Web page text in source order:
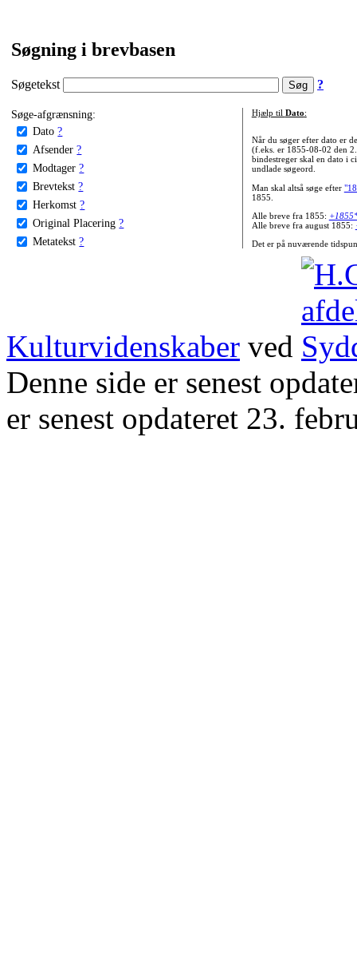
Søgning i brevbasen
Søgetekst ?
Søge-afgrænsning:
Dato ?
Afsender ?
Modtager ?
Brevtekst ?
Herkomst ?
Original Placering ?
Metatekst ?
Hjælp til Dato:
Når du søger efter dato er
(f.eks. er 1855-08-02 den
bindestreger skal en dato i
undlade søgeord.
Man skal altså søge efter
1855.
Alle breve fra 1855:
Alle breve fra august 1855:
Det er på nuværende
Kulturvidenskaber ved
Denne side er senest
er senest opdateret 23.